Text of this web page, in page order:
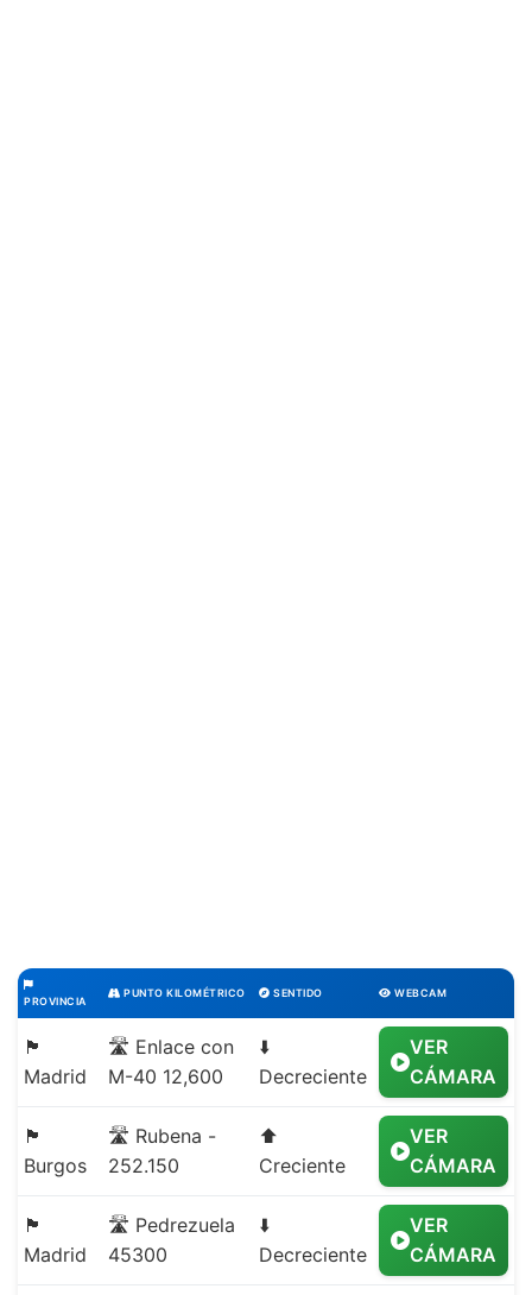
PROVINCIA
PUNTO KILOMÉTRICO SENTIDO WEBCAM
🏴
Madrid
🛣️ Enlace con
M-40 12,600
⬇️
Decreciente
VER
CÁMARA
🏴
Burgos
🛣️ Rubena -
252.150
⬆️
Creciente
VER
CÁMARA
🏴
Madrid
🛣️ Pedrezuela
45300
⬇️
Decreciente
VER
CÁMARA